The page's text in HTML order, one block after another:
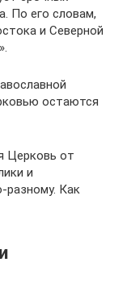
По его словам,
и Северной
остаются
Церковь от
и
разному. Как